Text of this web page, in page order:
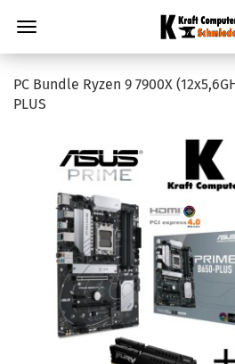
PC Bundle Ryzen 9 7900X
PLUS